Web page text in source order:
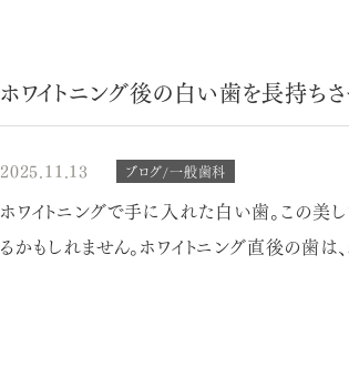
ホワイトニング後の白い歯を長持ち
2025.11.13 ブログ/一般歯科
ホワイトニングで手に入れた白い歯。この
るかもしれません。ホワイトニング直後の